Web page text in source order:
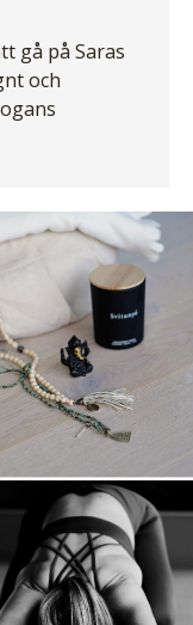
gå på Saras
och